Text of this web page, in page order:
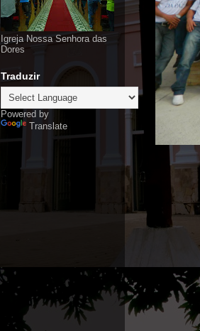
Igreja Nossa Senhora das
Dores
Traduzir
Powered by
Translate